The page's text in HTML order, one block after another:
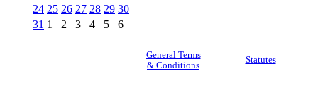
24 25 26 27 28 29 30
31 1 2 3 4 5 6
General Terms
& Conditions
Statutes